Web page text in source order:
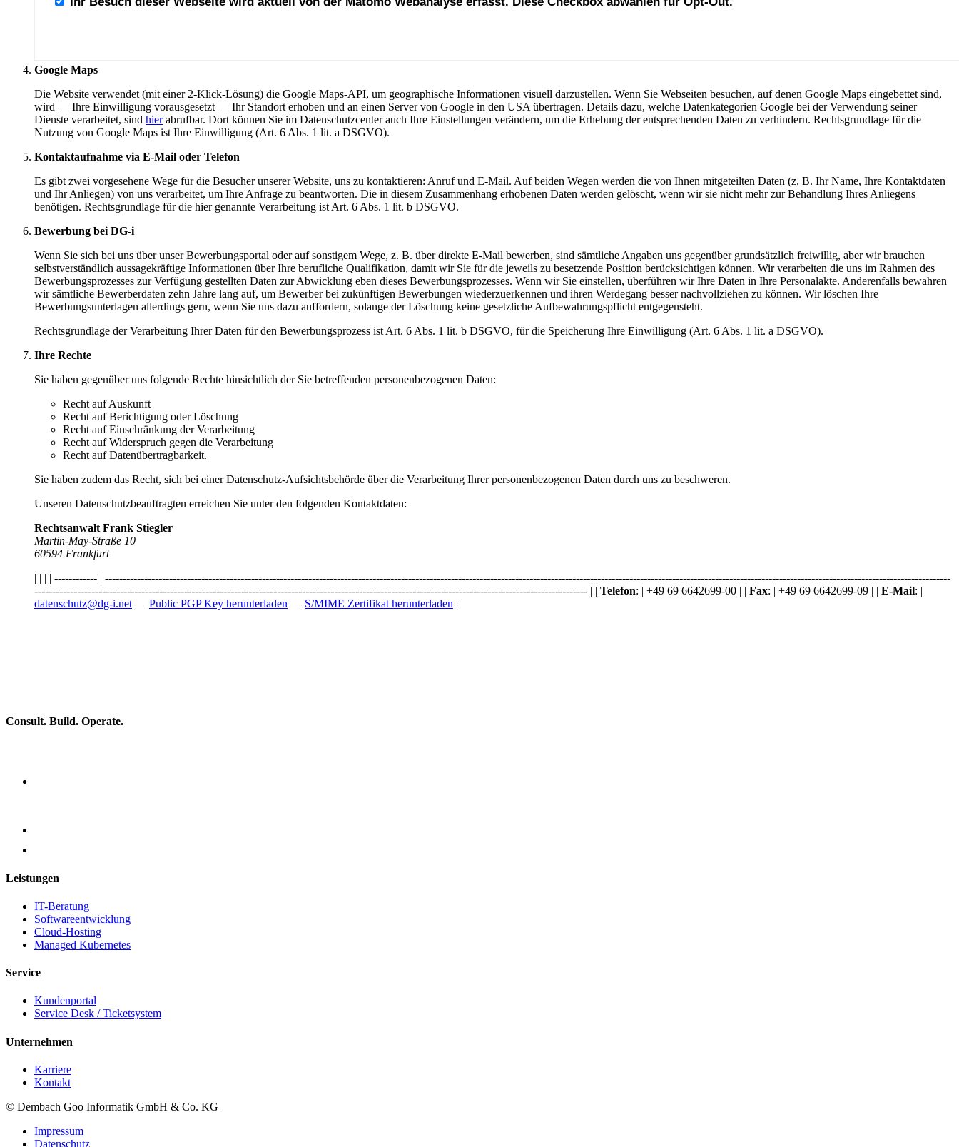
Google Maps
Die Website verwendet (mit einer 2-Klick-Lösung) die Google Maps-API, um geographische Informationen visuell darzustellen. Wenn Sie Webseiten besuchen, auf denen Google Maps eingebettet sind,
wird — Ihre Einwilligung vorausgesetzt — Ihr Standort erhoben und an einen Server von Google in den USA übertragen. Details dazu, welche Datenkategorien Google bei der Verwendung seiner
Dienste verarbeitet, sind hierabrufbar. Dort können Sie im Datenschutzcenter auch Ihre Einstellungen verändern, um die Erhebung der entsprechenden Daten zu verhindern. Rechtsgrundlage für die
Nutzung von Google Maps ist Ihre Einwilligung (Art. 6 Abs. 1 lit. a DSGVO).
Kontaktaufnahme via E-Mail oder Telefon
Es gibt zwei vorgesehene Wege für die Besucher unserer Website, uns zu kontaktieren: Anruf und E-Mail. Auf beiden Wegen werden die von Ihnen mitgeteilten Daten (z. B. Ihr Name, Ihre Kontaktdaten
und Ihr Anliegen) von uns verarbeitet, um Ihre Anfrage zu beantworten. Die in diesem Zusammenhang erhobenen Daten werden gelöscht, wenn wir sie nicht mehr zur Behandlung Ihres Anliegens
benötigen. Rechtsgrundlage für die hier genannte Verarbeitung ist Art. 6 Abs. 1 lit. b DSGVO.
Bewerbung bei DG-i
Wenn Sie sich bei uns über unser Bewerbungsportal oder auf sonstigem Wege, z. B. über direkte E-Mail bewerben, sind sämtliche Angaben uns gegenüber grundsätzlich freiwillig, aber wir brauchen
selbstverständlich aussagekräftige Informationen über Ihre berufliche Qualifikation, damit wir Sie für die jeweils zu besetzende Position berücksichtigen können. Wir verarbeiten die uns im Rahmen des
Bewerbungsprozesses zur Verfügung gestellten Daten zur Abwicklung eben dieses Bewerbungsprozesses. Wenn wir Sie einstellen, überführen wir Ihre Daten in Ihre Personalakte. Anderenfalls bewahren
wir sämtliche Bewerberdaten zehn Jahre lang auf, um Bewerber bei zukünftigen Bewerbungen wiederzuerkennen und ihren Werdegang besser nachvollziehen zu können. Wir löschen Ihre
Bewerbungsunterlagen allerdings gern, wenn Sie uns dazu auffordern, solange der Löschung keine gesetzliche Aufbewahrungspflicht entgegensteht.
Rechtsgrundlage der Verarbeitung Ihrer Daten für den Bewerbungsprozess ist Art. 6 Abs. 1 lit. b DSGVO, für die Speicherung Ihre Einwilligung (Art. 6 Abs. 1 lit. a DSGVO).
Ihre Rechte
Sie haben gegenüber uns folgende Rechte hinsichtlich der Sie betreffenden personenbezogenen Daten:
Recht auf Auskunft
Recht auf Berichtigung oder Löschung
Recht auf Einschränkung der Verarbeitung
Recht auf Widerspruch gegen die Verarbeitung
Recht auf Datenübertragbarkeit.
Sie haben zudem das Recht, sich bei einer Datenschutz-Aufsichtsbehörde über die Verarbeitung Ihrer personenbezogenen Daten durch uns zu beschweren.
Unseren Datenschutzbeauftragten erreichen Sie unter den folgenden Kontaktdaten:
Rechtsanwalt Frank Stiegler
Martin-May-Straße 10
60594 Frankfurt
| | | | ------------ | ---------------------------------------------------------------------------------------------------------------------------------------------------------------------------------------------------------------------------------------------
----------------------------------------------------------------------------------------------------------------------------------------------------------- | | Telefon: | +49 69 6642699-00 | | Fax: | +49 69 6642699-09 | | E-Mail: |
datenschutz@dg-i.net — Public PGP Key herunterladen — S/MIME Zertifikat herunterladen |
Consult. Build. Operate.
Leistungen
IT-Beratung
Softwareentwicklung
Cloud-Hosting
Managed Kubernetes
Service
Kundenportal
Service Desk / Ticketsystem
Unternehmen
Karriere
Kontakt
© Dembach Goo Informatik GmbH & Co. KG
Impressum
Datenschutz